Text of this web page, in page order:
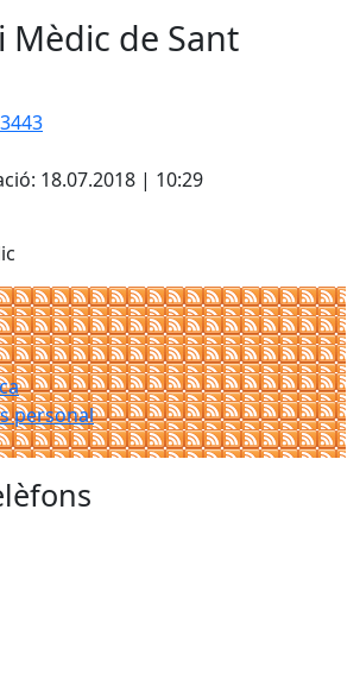
Mèdic de Sant
18.07.2018 | 10:29
personal